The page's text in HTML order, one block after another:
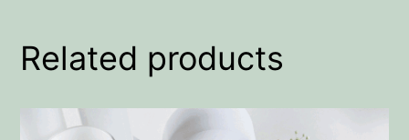
Related products